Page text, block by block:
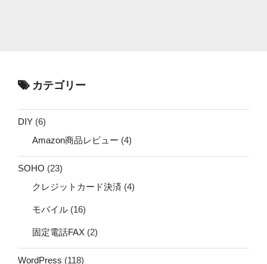
カテゴリー
DIY (6)
Amazon商品レビュー (4)
SOHO (23)
クレジットカード決済 (4)
モバイル (16)
固定電話FAX (2)
WordPress (118)